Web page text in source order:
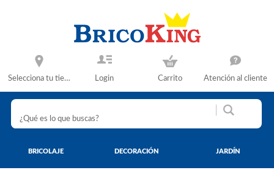
Selecciona tu tienda Login Carrito Atención al cliente
BRICOLAJE DECORACIÓN JARDÍN